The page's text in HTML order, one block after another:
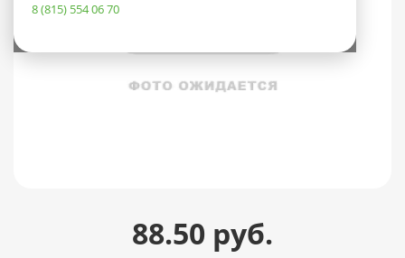
8 (815) 554 06 70
88.50 руб.